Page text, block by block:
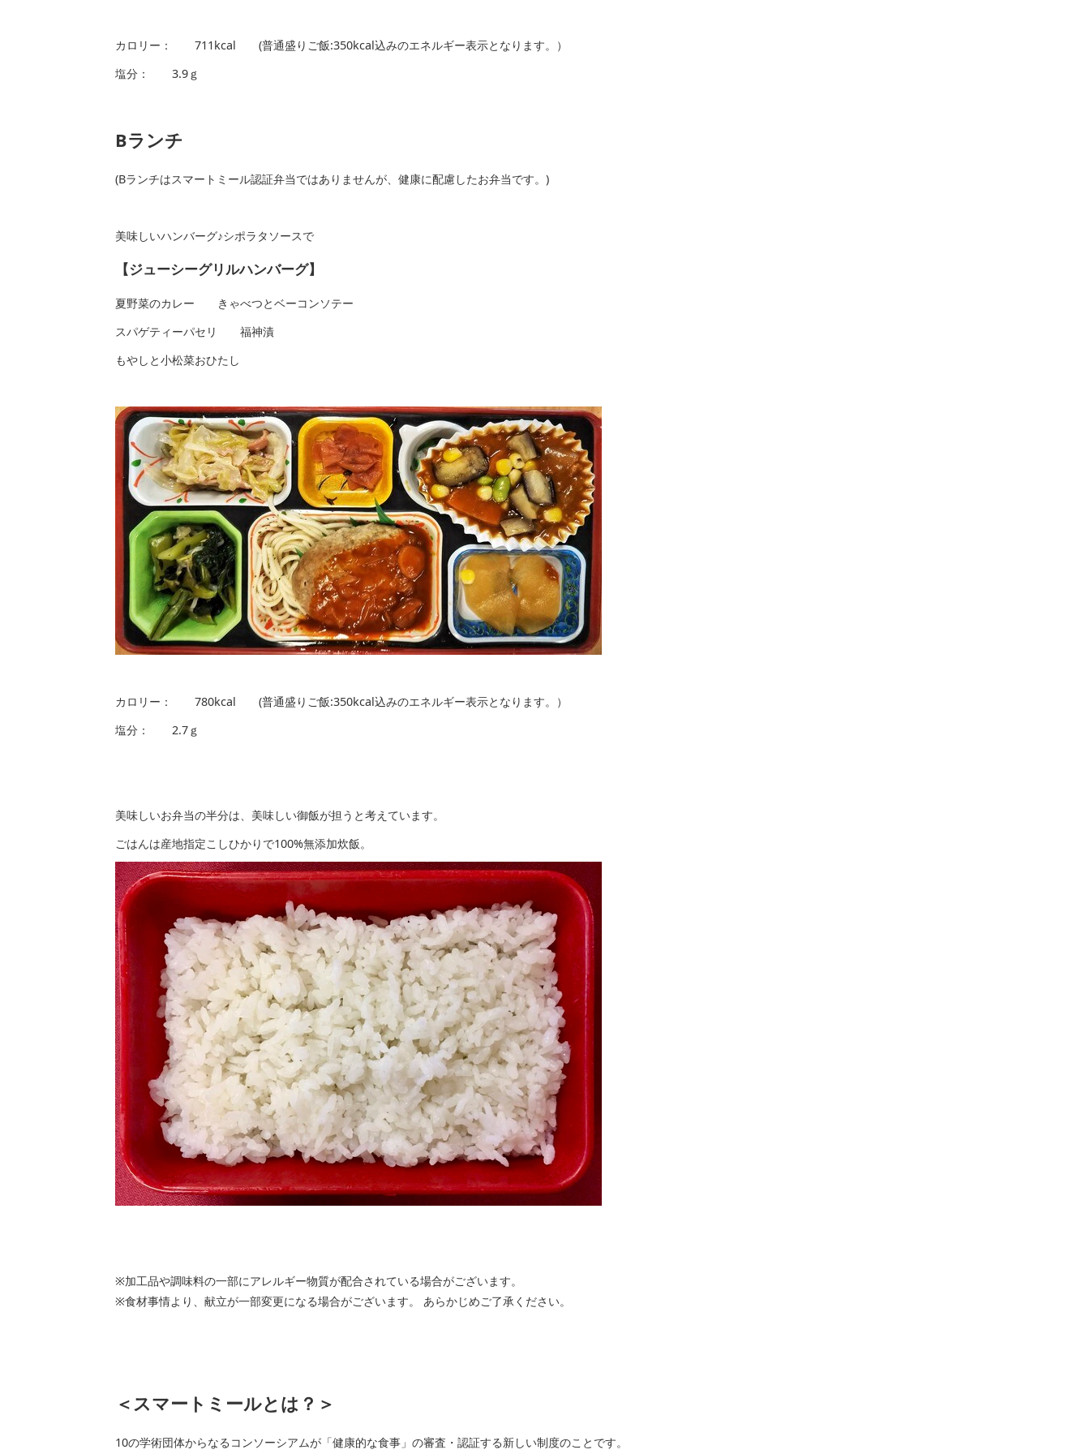
カロリー： 711kcal (普通盛りご飯:350kcal込みのエネルギー表示となります。）
塩分： 3.9ｇ
Bランチ
(Bランチはスマートミール認証弁当ではありませんが、健康に配慮したお弁当です。)
美味しいハンバーグ♪シポラタソースで
【ジューシーグリルハンバーグ】
夏野菜のカレー きゃべつとベーコンソテー
スパゲティーパセリ 福神漬
もやしと小松菜おひたし
カロリー： 780kcal (普通盛りご飯:350kcal込みのエネルギー表示となります。）
塩分： 2.7ｇ
美味しいお弁当の半分は、美味しい御飯が担うと考えています。
ごはんは産地指定こしひかりで100%無添加炊飯。
※加工品や調味料の一部にアレルギー物質が配合されている場合がございます。
※食材事情より、献立が一部変更になる場合がございます。 あらかじめご了承ください。
＜スマートミールとは？＞
10の学術団体からなるコンソーシアムが「健康的な食事」の審査・認証する新しい制度のことです。